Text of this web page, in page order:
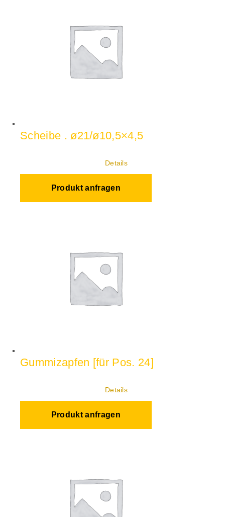
Scheibe . ø21/ø10,5×4,5
Details
Produkt anfragen
Gummizapfen [für Pos. 24]
Details
Produkt anfragen